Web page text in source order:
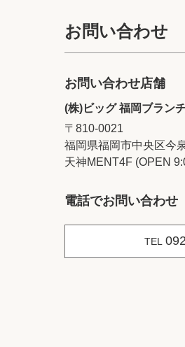
お問い合わせ
お問い合わせ店舗
(株)ビッグ 福岡ブラン
〒810-0021
福岡県福岡市中央区今
天神MENT4F (OPEN
電話でお問い合わせ
TEL